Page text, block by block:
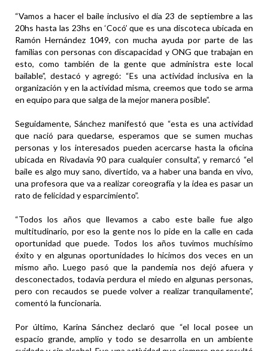
“Vamos a hacer el baile inclusivo el día 23 de septiembre a las
20hs hasta las 23hs en ‘Cocó’ que es una discoteca ubicada en
Ramón Hernández 1049, con mucha ayuda por parte de las
familias con personas con discapacidad y ONG que trabajan en
esto, como también de la gente que administra este local
bailable”, destacó y agregó: “Es una actividad inclusiva en la
organización y en la actividad misma, creemos que todo se arma
en equipo para que salga de la mejor manera posible”.
Seguidamente, Sánchez manifestó que “esta es una actividad
que nació para quedarse, esperamos que se sumen muchas
personas y los interesados pueden acercarse hasta la oficina
ubicada en Rivadavia 90 para cualquier consulta”, y remarcó “el
baile es algo muy sano, divertido, va a haber una banda en vivo,
una profesora que va a realizar coreografía y la idea es pasar un
rato de felicidad y esparcimiento”.
“Todos los años que llevamos a cabo este baile fue algo
multitudinario, por eso la gente nos lo pide en la calle en cada
oportunidad que puede. Todos los años tuvimos muchísimo
éxito y en algunas oportunidades lo hicimos dos veces en un
mismo año. Luego pasó que la pandemia nos dejó afuera y
desconectados, todavía perdura el miedo en algunas personas,
pero con recaudos se puede volver a realizar tranquilamente”,
comentó la funcionaria.
Por último, Karina Sánchez declaró que “el local posee un
espacio grande, amplio y todo se desarrolla en un ambiente